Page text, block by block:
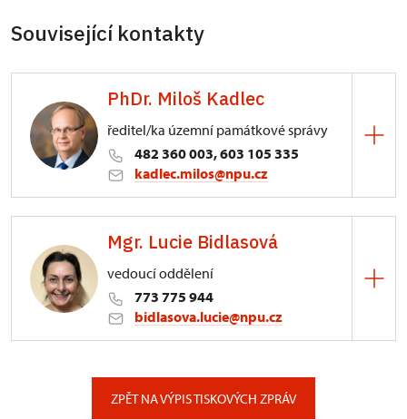
Související kontakty
PhDr. Miloš Kadlec
ředitel/ka územní památkové správy
482 360 003, 603 105 335
kadlec.milos@npu.cz
3/, Sychrov 3
Mgr. Lucie Bidlasová
vedoucí oddělení
773 775 944
bidlasova.lucie@npu.cz
ZPĚT NA VÝPIS TISKOVÝCH ZPRÁV